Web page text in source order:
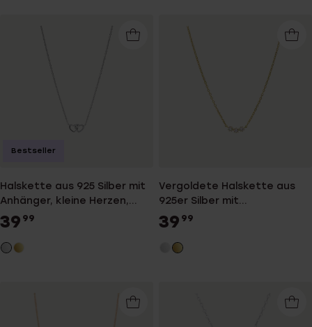
Halskette aus 925 Silber mit
Anhänger, kleine Herzen,
Zirkonia
39 99
Bestseller
Vergoldete Halskette aus
925er Silber mit
Zirkoniabesatz
39 99